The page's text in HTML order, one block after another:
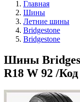
Главная
Шины
Летние шины
Bridgestone
Bridgestone
Шины
R18 W 92 /Код